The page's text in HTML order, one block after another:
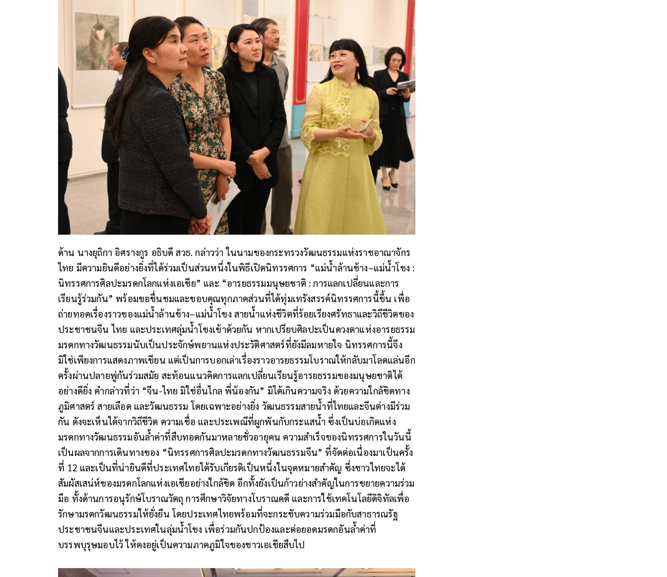
ด้าน นางยุถิกา อิศรางกูร อธิบดี สวธ. กล่าวว่า ในนามของกระทรวงวัฒนธรรมแห่งราชอาณาจักร
ไทย มีความยินดีอย่างยิ่งที่ได้ร่วมเป็นส่วนหนึ่งในพิธีเปิดนิทรรศการ “แม่น้ำล้านช้าง–แม่น้ำโขง :
นิทรรศการศิลปะมรดกโลกแห่งเอเชีย” และ “อารยธรรมมนุษยชาติ : การแลกเปลี่ยนและการ
เรียนรู้ร่วมกัน” พร้อมขอชื่นชมและขอบคุณทุกภาคส่วนที่ได้ทุ่มเทรังสรรค์นิทรรศการนี้ขึ้น เพื่อ
ถ่ายทอดเรื่องราวของแม่น้ำล้านช้าง–แม่น้ำโขง สายน้ำแห่งชีวิตที่ร้อยเรียงศรัทธาและวิถีชีวิตของ
ประชาชนจีน ไทย และประเทศลุ่มน้ำโขงเข้าด้วยกัน หากเปรียบศิลปะเป็นดวงตาแห่งอารยธรรม
มรดกทางวัฒนธรรมนับเป็นประจักษ์พยานแห่งประวัติศาสตร์ที่ยังมีลมหายใจ นิทรรศการนี้จึง
มิใช่เพียงการแสดงภาพเขียน แต่เป็นการบอกเล่าเรื่องราวอารยธรรมโบราณให้กลับมาโลดแล่นอีก
ครั้งผ่านปลายพู่กันร่วมสมัย สะท้อนแนวคิดการแลกเปลี่ยนเรียนรู้อารยธรรมของมนุษยชาติได้
อย่างดียิ่ง คำกล่าวที่ว่า “จีน-ไทย มิใช่อื่นไกล พี่น้องกัน” มิได้เกินความจริง ด้วยความใกล้ชิดทาง
ภูมิศาสตร์ สายเลือด และวัฒนธรรม โดยเฉพาะอย่างยิ่ง วัฒนธรรมสายน้ำที่ไทยและจีนต่างมีร่วม
กัน ดังจะเห็นได้จากวิถีชีวิต ความเชื่อ และประเพณีที่ผูกพันกับกระแสน้ำ ซึ่งเป็นบ่อเกิดแห่ง
มรดกทางวัฒนธรรมอันล้ำค่าที่สืบทอดกันมาหลายชั่วอายุคน ความสำเร็จของนิทรรศการในวันนี้
เป็นผลจากการเดินทางของ “นิทรรศการศิลปะมรดกทางวัฒนธรรมจีน” ที่จัดต่อเนื่องมาเป็นครั้ง
ที่ 12 และเป็นที่น่ายินดีที่ประเทศไทยได้รับเกียรติเป็นหนึ่งในจุดหมายสำคัญ ซึ่งชาวไทยจะได้
สัมผัสเสน่ห์ของมรดกโลกแห่งเอเชียอย่างใกล้ชิด อีกทั้งยังเป็นก้าวย่างสำคัญในการขยายความร่วม
มือ ทั้งด้านการอนุรักษ์โบราณวัตถุ การศึกษาวิจัยทางโบราณคดี และการใช้เทคโนโลยีดิจิทัลเพื่อ
รักษามรดกวัฒนธรรมให้ยั่งยืน โดยประเทศไทยพร้อมที่จะกระชับความร่วมมือกับสาธารณรัฐ
ประชาชนจีนและประเทศในลุ่มน้ำโขง เพื่อร่วมกันปกป้องและต่อยอดมรดกอันล้ำค่าที่
บรรพบุรุษมอบไว้ ให้คงอยู่เป็นความภาคภูมิใจของชาวเอเชียสืบไป